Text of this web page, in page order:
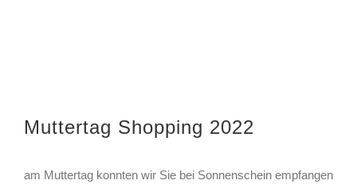
Muttertag Shopping 2022
am Muttertag konnten wir Sie bei Sonnenschein empfangen